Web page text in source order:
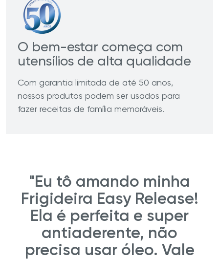
O bem-estar começa com
utensílios de alta qualidade
Com garantia limitada de até 50 anos,
nossos produtos podem ser usados para
fazer receitas de família memoráveis.
"Eu tô amando minha
Frigideira Easy Release!
Ela é perfeita e super
antiaderente, não
precisa usar óleo. Vale